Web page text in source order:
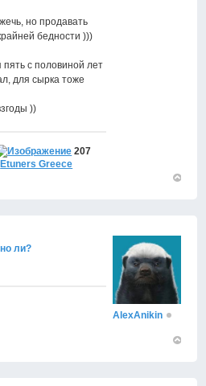
но продавать
бедности )))
с половиной лет
для сырка тоже
))
207
Etuners Greece
ли?
AlexAnikin